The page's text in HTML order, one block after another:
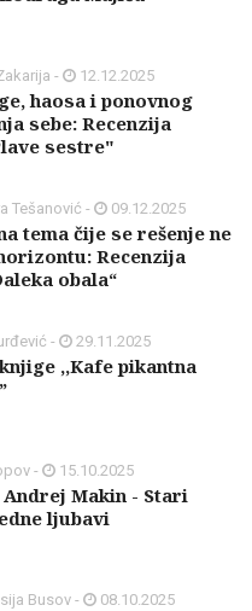
- 12.12.2025
haosa i ponovnog
sebe: Recenzija
sestre"
Tešanović - 09.12.2025
tema čije se rešenje ne
Recenzija
obala“
- 29.11.2025
,,Kafe pikantna
- 15.10.2025
Andrej Makin - Stari
ljubavi
Busov - 08.10.2025